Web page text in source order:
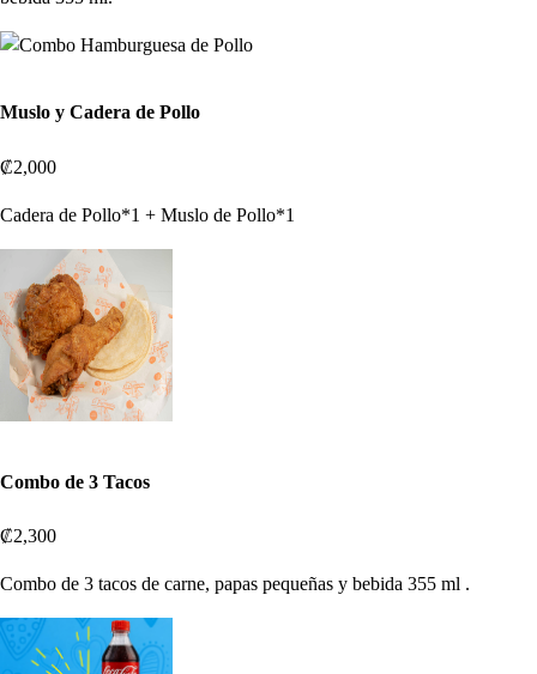
Muslo y Cadera de Pollo
₡2,000
Cadera de Pollo*1 + Muslo de Pollo*1
Combo de 3 Tacos
₡2,300
Combo de 3 tacos de carne, papas pequeñas y bebida 355 ml .